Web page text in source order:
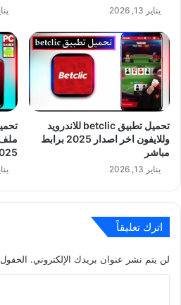
يناير 13, 2026 يناير
تحميل تطبيق betclic للاندرويد
وللايفون اخر اصدار 2025 برابط
مباشر
يناير 13, 2026 يناير
اترك تعليقاً
لن يتم نشر عنوان بريدك الإلكتروني. الحقول